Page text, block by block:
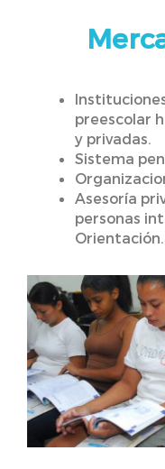
preescolar
y privadas.
Sistema
Asesoría
personas
Orientación.